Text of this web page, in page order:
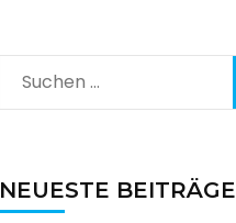
Suchen
nach:
NEUESTE BEITRÄGE